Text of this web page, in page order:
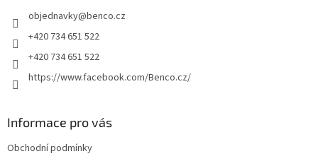
objednavky@benco.cz
+420 734 651 522
+420 734 651 522
https://www.facebook.com/Benco.cz/
Informace pro vás
Obchodní podmínky